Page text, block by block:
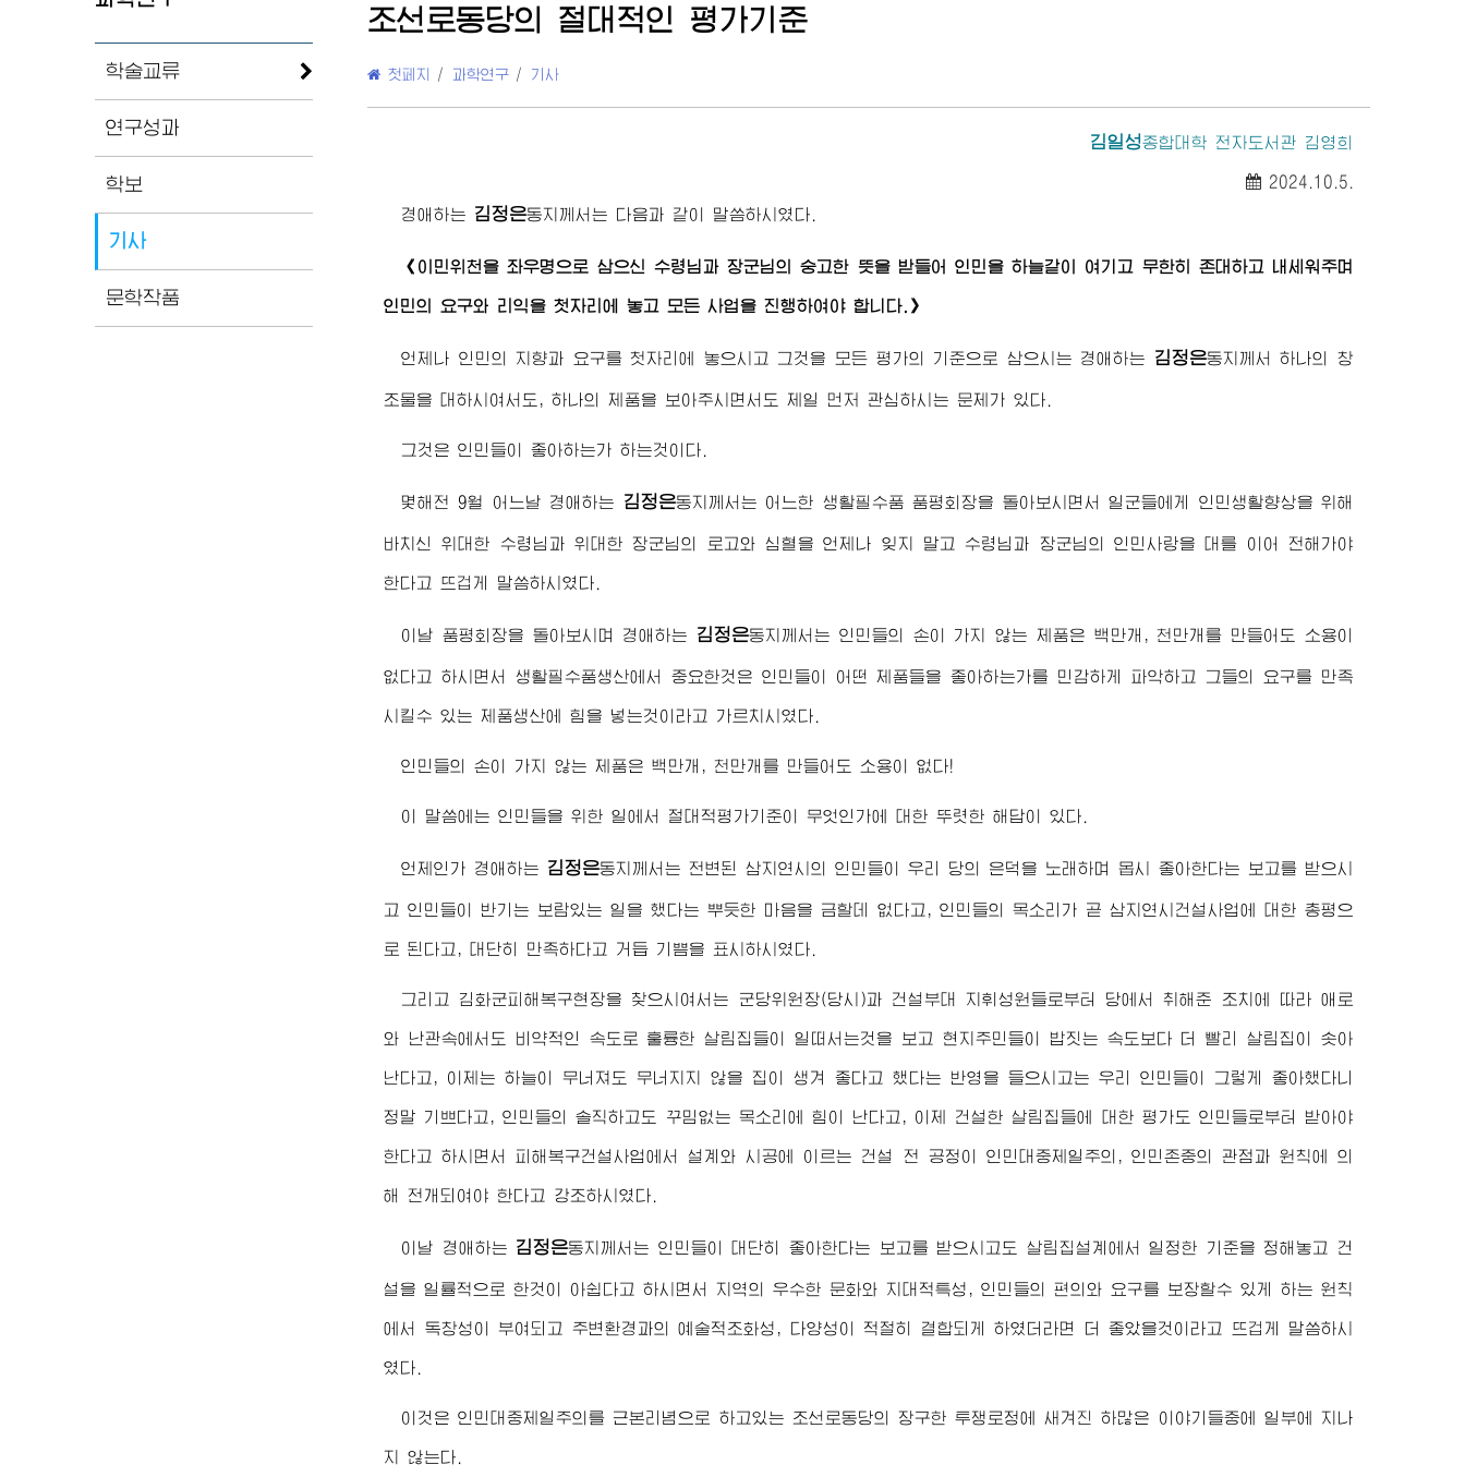
학술교류
연구성과
학보
기사
문학작품
조선로동당의 절대적인 평가기준
첫페지 / 과학연구 / 기사
김일성종합대학 전자도서관 김영희
2024.10.5.
경애하는 김정은동지께서 는 다음과 같이 말씀하시였다.
《이민위천을 좌우명으로 삼으신 수령님 과장군님의 숭고한 뜻을 받들어 인민을 하늘같이 여기고 무한히 존대하고 내세워주며
인민의 요구와 리익을 첫자리에 놓고 모든 사업을 진행하여야 합니다.》
언제나 인민의 지향과 요구를 첫자리에 놓으시고 그것을 모든 평가의 기준으로 삼으시는 경애하는 김정은동지께서 하나의 창
조물을 대하시여서도, 하나의 제품을 보아주시면서도 제일 먼저 관심하시는 문제가 있다.
그것은 인민들이 좋아하는가 하는것이다.
몇해전 9월 어느날 경애하는 김정은동지께서 는 어느한 생활필수품 품평회장을 돌아보시면서 일군들에게 인민생활향상을 위해
바치신위대한 수령님 과위대한 장군님의 로고와 심혈을 언제나 잊지 말고 수령님 과 장군님 의 인민사랑을 대를 이어 전해가야
한다고 뜨겁게 말씀하시였다.
이날 품평회장을 돌아보시며 경애하는 김정은동지께서는 인민들의 손이 가지 않는 제품은 백만개, 천만개를 만들어도 소용이
없다고 하시면서 생활필수품생산에서 중요한것은 인민들이 어떤 제품들을 좋아하는가를 민감하게 파악하고 그들의 요구를 만족
시킬수 있는 제품생산에 힘을 넣는것이라고 가르치시였다.
인민들의 손이 가지 않는 제품은 백만개, 천만개를 만들어도 소용이 없다!
이 말씀에는 인민들을 위한 일에서 절대적평가기준이 무엇인가에 대한 뚜렷한 해답이 있다.
언제인가 경애하는 김정은동지께서 는 전변된 삼지연시의 인민들이 우리 당의 은덕을 노래하며 몹시 좋아한다는 보고를 받으시
고 인민들이 반기는 보람있는 일을 했다는 뿌듯한 마음을 금할데 없다고, 인민들의 목소리가 곧 삼지연시건설사업에 대한 총평으
로 된다고, 대단히 만족하다고 거듭 기쁨을 표시하시였다.
그리고 김화군피해복구현장을 찾으시여서는 군당위원장(당시)과 건설부대 지휘성원들로부터 당에서 취해준 조치에 따라 애로
와 난관속에서도 비약적인 속도로 훌륭한 살림집들이 일떠서는것을 보고 현지주민들이 밥짓는 속도보다 더 빨리 살림집이 솟아
난다고, 이제는 하늘이 무너져도 무너지지 않을 집이 생겨 좋다고 했다는 반영을 들으시고는 우리 인민들이 그렇게 좋아했다니
정말 기쁘다고, 인민들의 솔직하고도 꾸밈없는 목소리에 힘이 난다고, 이제 건설한 살림집들에 대한 평가도 인민들로부터 받아야
한다고 하시면서 피해복구건설사업에서 설계와 시공에 이르는 건설 전 공정이 인민대중제일주의, 인민존중의 관점과 원칙에 의
해 전개되여야 한다고 강조하시였다.
이날 경애하는 김정은동지께서는 인민들이 대단히 좋아한다는 보고를 받으시고도 살림집설계에서 일정한 기준을 정해놓고 건
설을 일률적으로 한것이 아쉽다고 하시면서 지역의 우수한 문화와 지대적특성, 인민들의 편의와 요구를 보장할수 있게 하는 원칙
에서 독창성이 부여되고 주변환경과의 예술적조화성, 다양성이 적절히 결합되게 하였더라면 더 좋았을것이라고 뜨겁게 말씀하시
였다.
이것은 인민대중제일주의를 근본리념으로 하고있는 조선로동당의 장구한 투쟁로정에 새겨진 하많은 이야기들중에 일부에 지나
지 않는다.